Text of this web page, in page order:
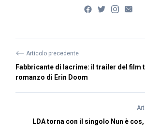
⟵ Articolo precedente
Fabbricante di lacrime: il trailer del film
romanzo di Erin Doom
LDA torna con il singolo Nun è